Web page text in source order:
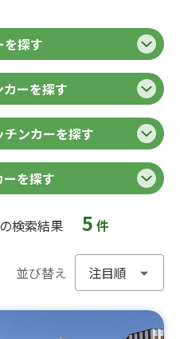
を探す
ーを探す
ンカーを探す
を探す
の検索結果 5 件
並び替え